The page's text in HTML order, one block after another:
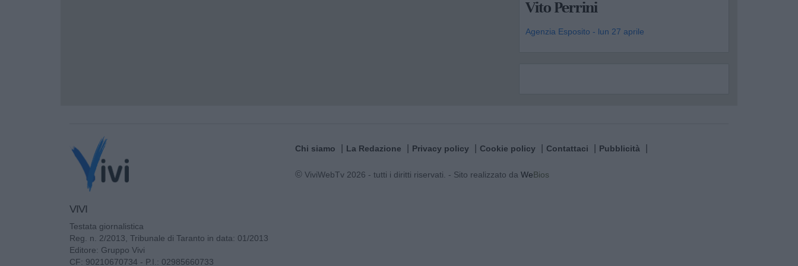
Vito Perrini
Agenzia Esposito - lun 27 aprile
VIVI
Testata giornalistica
Reg. n. 2/2013, Tribunale di Taranto in data: 01/2013
Editore: Gruppo Vivi
CF: 90210670734 - P.I.: 02985660733
Chi siamo La Redazione Privacy policy Cookie policy Contattaci Pubblicità
© ViviWebTv 2026 - tutti i diritti riservati. - Sito realizzato da WeBios